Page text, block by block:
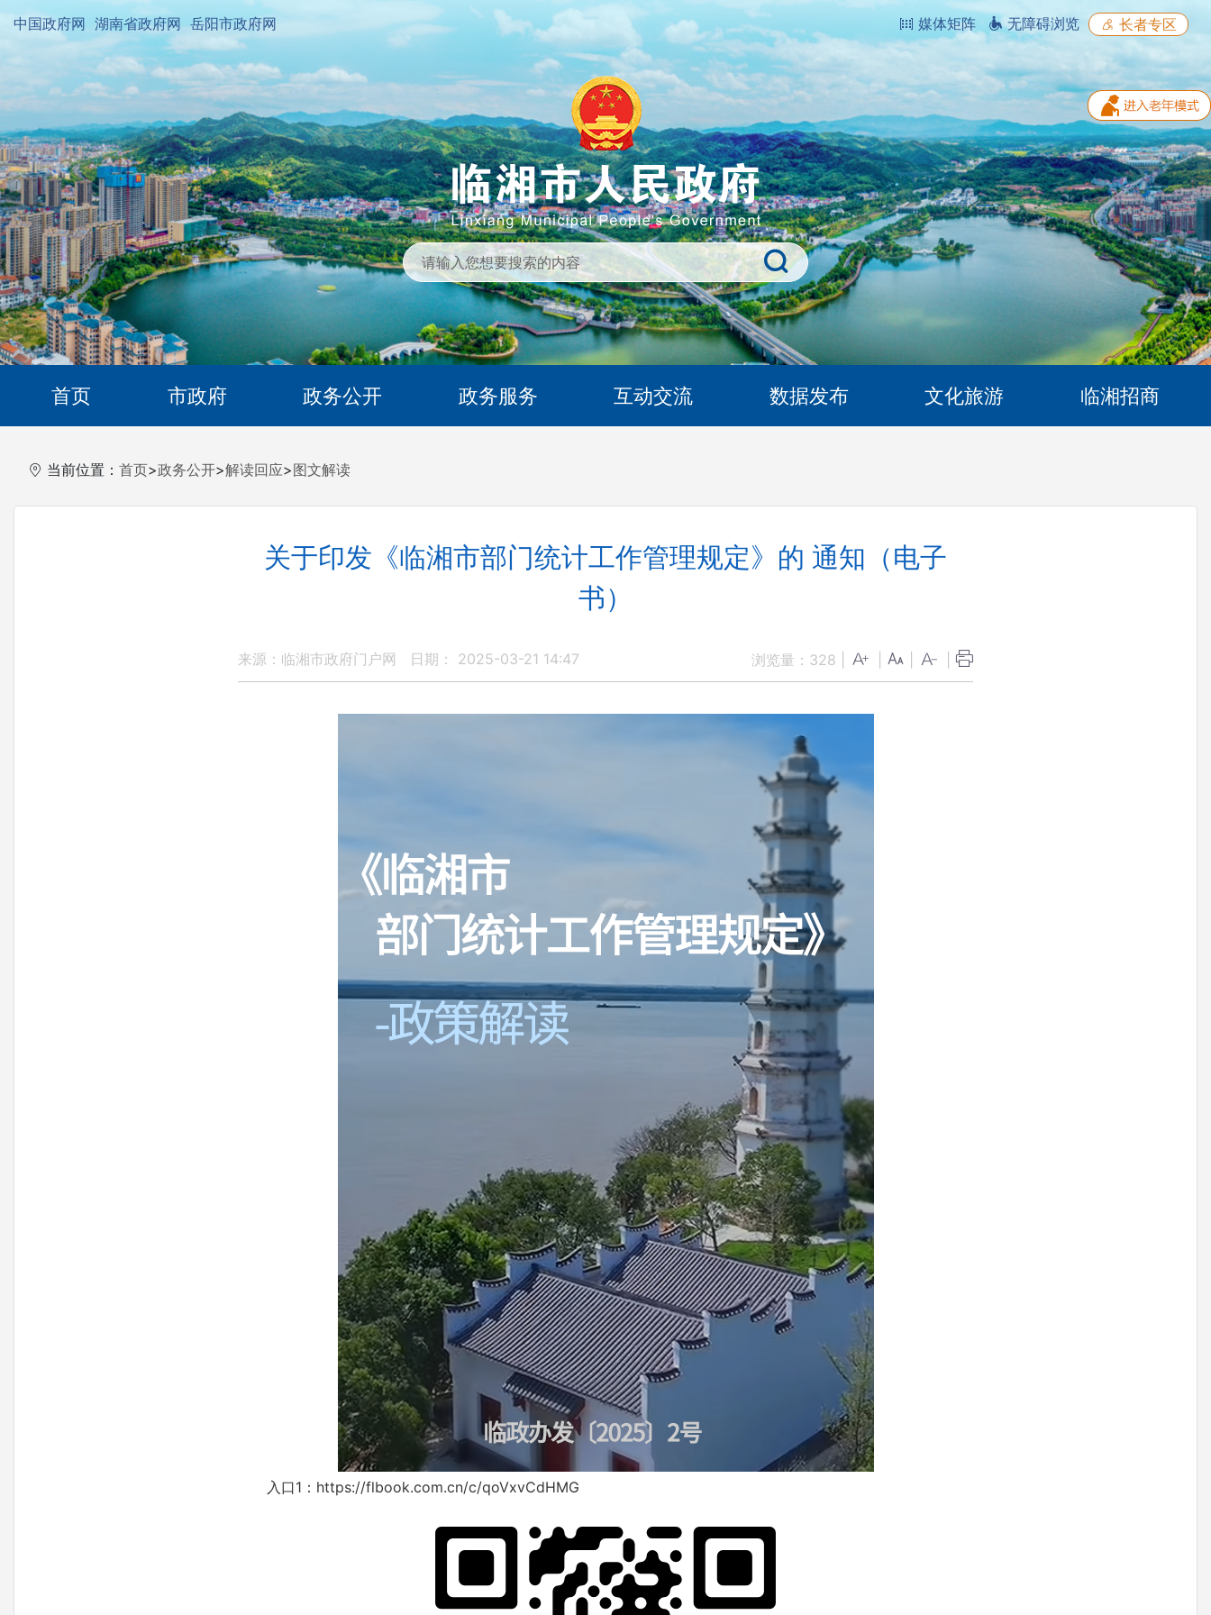
中国政府网 湖南省政府网 岳阳市政府网 媒体矩阵 无障碍浏览 长者专区
首页 市政府 政务公开 政务服务 互动交流 数据发布 文化旅游 临湘招商
当前位置： 首页>政务公开>解读回应>图文解读
关于印发《临湘市部门统计工作管理规定》的 通知（电子
书）
来源：临湘市政府门户网 日期： 2025-03-21 14:47 浏览量： 328
入口1： https://flbook.com.cn/c/qoVxvCdHMG